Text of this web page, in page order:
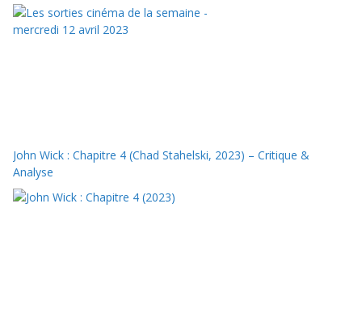
John Wick : Chapitre 4 (Chad Stahelski, 2023) – Critique &
Analyse